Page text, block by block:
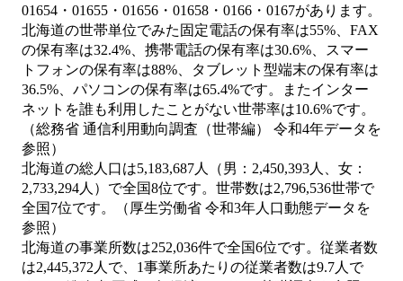
01654・01655・01656・01658・0166・0167があります。
北海道の世帯単位でみた固定電話の保有率は55%、FAX
の保有率は32.4%、携帯電話の保有率は30.6%、スマー
トフォンの保有率は88%、タブレット型端末の保有率は
36.5%、パソコンの保有率は65.4%です。またインター
ネットを誰も利用したことがない世帯率は10.6%です。
（総務省 通信利用動向調査（世帯編） 令和4年データを
参照）
北海道の総人口は5,183,687人（男：2,450,393人、女：
2,733,294人）で全国8位です。世帯数は2,796,536世帯で
全国7位です。（厚生労働省 令和3年人口動態データを
参照）
北海道の事業所数は252,036件で全国6位です。従業者数
は2,445,372人で、1事業所あたりの従業者数は9.7人で